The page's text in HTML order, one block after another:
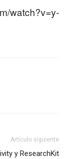
watch?v=y-
Artículo siguiente
y ResearchKit